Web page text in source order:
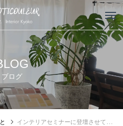
ブログ
インテリアセミナーに登壇させて頂きました。